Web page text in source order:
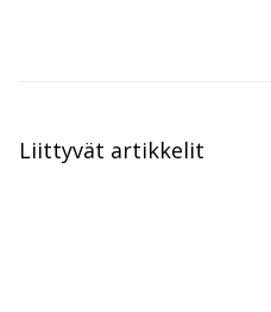
Liittyvät artikkelit